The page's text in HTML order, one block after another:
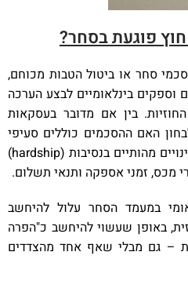
פוגעת בסחר?
סחר או ביטול הטבות מכוחם,
וספקים בינלאומיים לבצע הערכה
בין אם מדובר בעסקאות
האם ההסכמים כוללים סעיפי
כוח עליון (force majeure), שינויים מהותיים בנסיבות (hardship)
מכס, זמני אספקה ותנאי תשלום.
במעמד הסחר עלול להיחשב
באופן שעשוי להיחשב כ"הפרה
– גם מבלי שאף אחד מהצדדים